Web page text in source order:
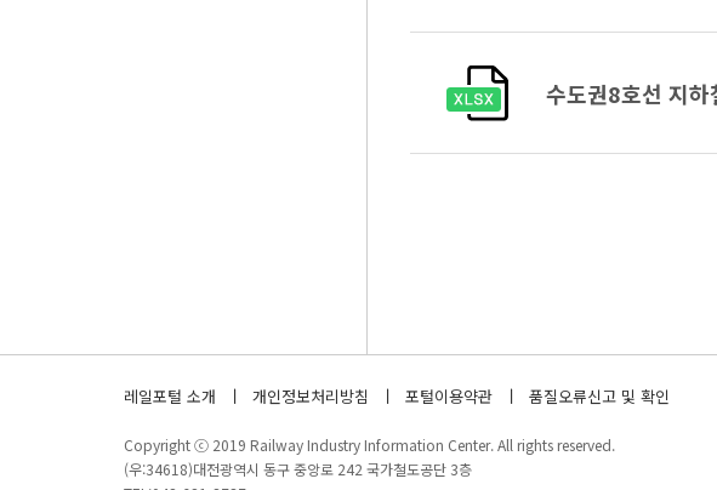
수도권8호선 지하
레일포털 소개 개인정보처리방침 포털이용약관 품질오류신고 및 확인
Copyright ⓒ 2019 Railway Industry Information Center. All rights reserved.
(우:34618)대전광역시 동구 중앙로 242 국가철도공단 3층